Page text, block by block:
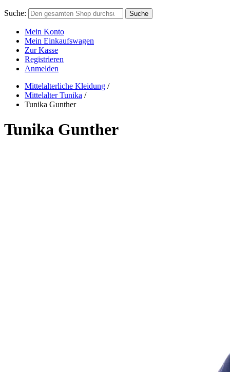
Suche: Suche
Mein Konto
Mein Einkaufswagen
Zur Kasse
Registrieren
Anmelden
Mittelalterliche Kleidung /
Mittelalter Tunika /
Tunika Gunther
Tunika Gunther